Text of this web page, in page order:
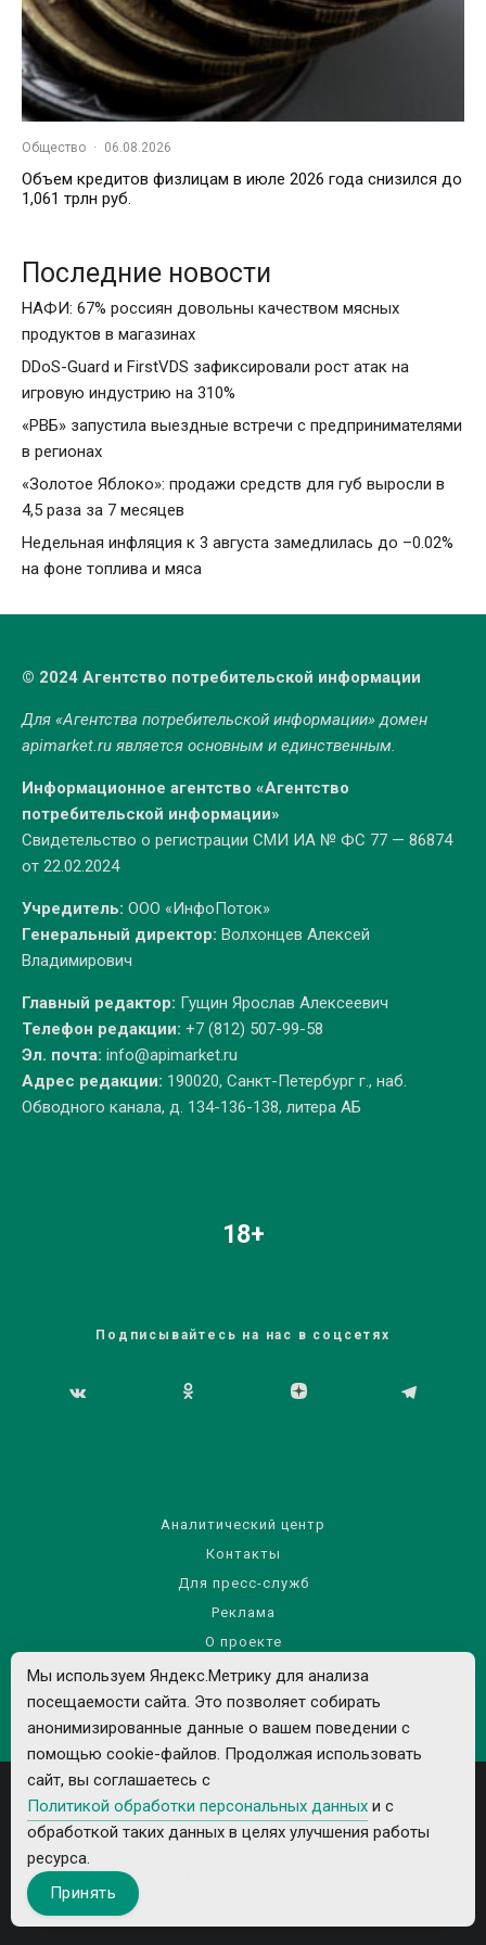
Общество · 06.08.2026
Объем кредитов физлицам в июле 2026 года снизился до
1,061 трлн руб.
Последние новости
НАФИ: 67% россиян довольны качеством мясных
продуктов в магазинах
DDoS-Guard и FirstVDS зафиксировали рост атак на
игровую индустрию на 310%
«РВБ» запустила выездные встречи с предпринимателями
в регионах
«Золотое Яблоко»: продажи средств для губ выросли в
4,5 раза за 7 месяцев
Недельная инфляция к 3 августа замедлилась до –0.02%
на фоне топлива и мяса
© 2024 Агентство потребительской информации
Для «Агентства потребительской информации» домен
apimarket.ruявляется основным и единственным.
Информационное агентство «Агентство
потребительской информации»
Свидетельство о регистрации СМИ ИА № ФС 77 — 86874
от 22.02.2024
Учредитель: ООО «ИнфоПоток»
Генеральный директор: Волхонцев Алексей
Владимирович
Главный редактор: Гущин Ярослав Алексеевич
Телефон редакции: +7 (812) 507-99-58
Эл. почта: info@apimarket.ru
Адрес редакции: 190020, Санкт-Петербург г., наб.
Обводного канала, д. 134-136-138, литера АБ
18+
Подписывайтесь на нас в соцсетях
Аналитический центр
Контакты
Для пресс-служб
Реклама
О проекте
Правила использования материалов сайта
Политика обработки персональных данных
Все рекламируемые товары и услуги имеют необходимые лицензии и
Мы используем Яндекс.Метрику для анализа
посещаемости сайта. Это позволяет собирать
анонимизированные данные о вашем поведении с
помощью cookie-файлов. Продолжая использовать
сайт, вы соглашаетесь с
Политикой обработки персональных данных и с
обработкой таких данных в целях улучшения работы
ресурса.
Принять